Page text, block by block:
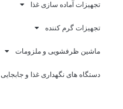
تجهیزات آماده سازی غذا
تجهیزات گرم کننده
ماشین ظرفشویی و ملزومات
دستگاه های نگهداری غذا و جابجایی